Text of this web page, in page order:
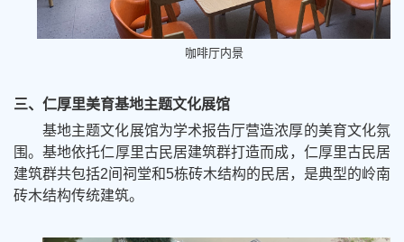
咖啡厅内景
三、仁厚里美育基地主题文化展馆
基地主题文化展馆为学术报告厅营造浓厚的美育文化氛
围。基地依托仁厚里古民居建筑群打造而成， 仁厚里古民居
建筑群共包括2间祠堂和5栋砖木结构的民居， 是典型的岭南
砖木结构传统建筑。